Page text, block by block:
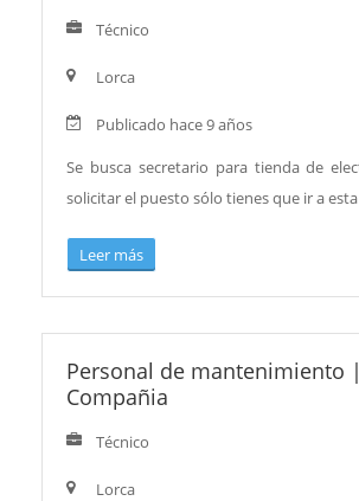
Técnico
Lorca
Publicado hace 9 años
Se busca secretario para tienda de
solicitar el puesto sólo tienes que ir a
Leer más
Personal de mantenimiento |
Compañia
Técnico
Lorca